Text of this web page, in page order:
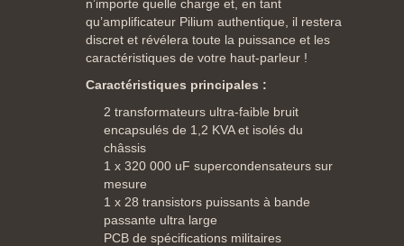
n’importe quelle charge et, en tant
qu’amplificateur Pilium authentique, il restera
discret et révélera toute la puissance et les
caractéristiques de votre haut-parleur !
Caractéristiques principales :
2 transformateurs ultra-faible bruit
encapsulés de 1,2 KVA et isolés du
châssis
1 x 320 000 uF supercondensateurs sur
mesure
1 x 28 transistors puissants à bande
passante ultra large
PCB de spécifications militaires